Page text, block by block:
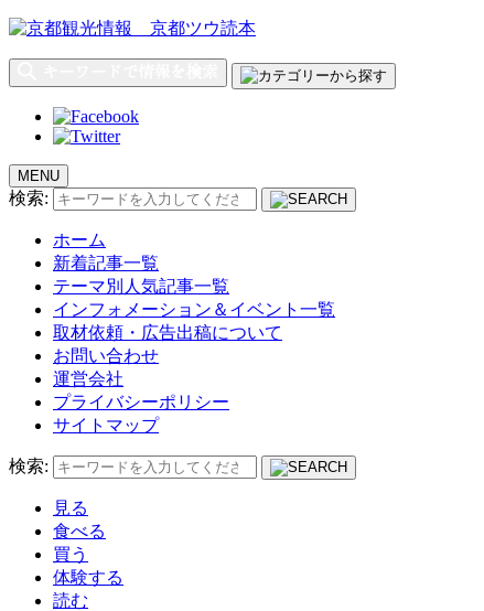
MENU
検索:
ホーム
新着記事一覧
テーマ別人気記事一覧
インフォメーション＆イベント一覧
取材依頼・広告出稿について
お問い合わせ
運営会社
プライバシーポリシー
サイトマップ
検索:
見る
食べる
買う
体験する
読む